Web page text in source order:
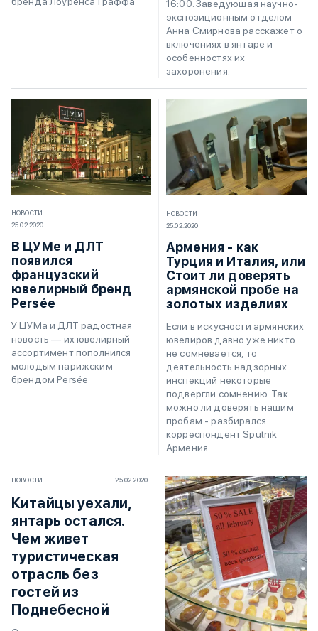
16:00. Заведующая научно-
экспозиционным отделом
Анна Смирнова расскажет о
включениях в янтаре и
особенностях их
захоронения.
НОВОСТИ
25.02.2020
В ЦУМе и ДЛТ
появился
французский
ювелирный бренд
Persée
У ЦУМа и ДЛТ радостная
новость — их ювелирный
ассортимент пополнился
молодым парижским
брендом Persée
НОВОСТИ
25.02.2020
Армения - как
Турция и Италия, или
Стоит ли доверять
армянской пробе на
золотых изделиях
Если в искусности армянских
ювелиров давно уже никто
не сомневается, то
деятельность надзорных
инспекций некоторые
подвергли сомнению. Так
можно ли доверять нашим
пробам - разбирался
корреспондент Sputnik
Армения
НОВОСТИ 25.02.2020
Китайцы уехали,
янтарь остался.
Чем живет
туристическая
отрасль без
гостей из
Поднебесной